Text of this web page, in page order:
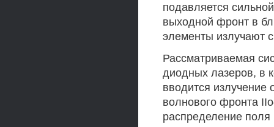
подавляется
выходной фронт в
элементы излучают
Рассматриваемая
диодных лазеров, в
вводится излучение
волнового фронта
распределение поля